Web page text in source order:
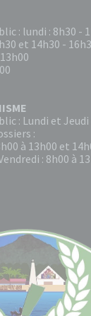
: lundi : 8h30 -
et 14h30 -
: Lundi et Jeudi
:
à 13h00 et
: 8h00 à